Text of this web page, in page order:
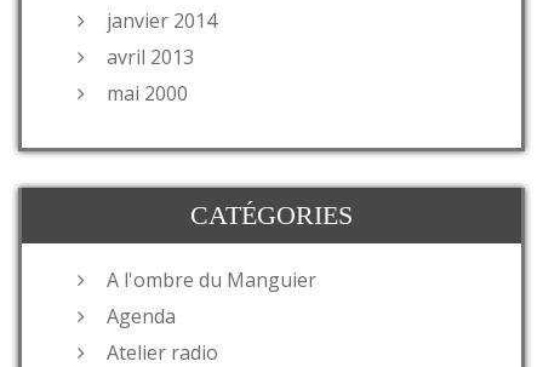
janvier 2014
avril 2013
mai 2000
CATÉGORIES
A l'ombre du Manguier
Agenda
Atelier radio